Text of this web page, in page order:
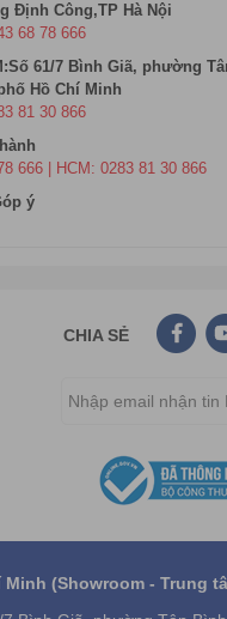
Định Công,TP Hà Nội
68 78 666
61/7 Bình Giã, phường
Hồ Chí Minh
81 30 866
666 | HCM: 0283 81 30 866
ý
CHIA SẺ
Minh (Showroom - Trung